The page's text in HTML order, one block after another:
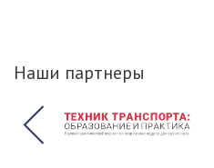
Наши партнеры